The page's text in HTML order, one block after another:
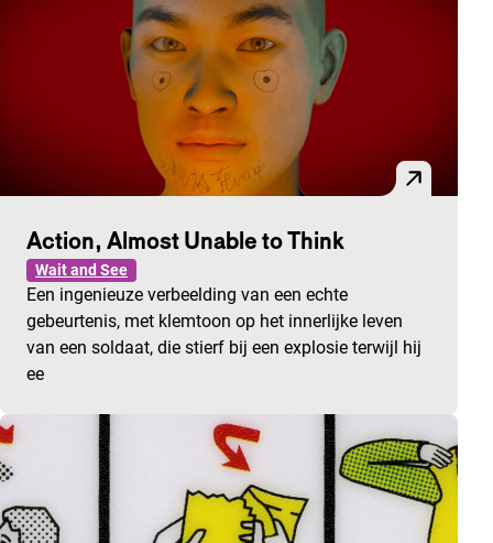
Action, Almost Unable to Think
Wait and See
Een ingenieuze verbeelding van een echte
gebeurtenis, met klemtoon op het innerlijke leven
van een soldaat, die stierf bij een explosie terwijl hij
ee